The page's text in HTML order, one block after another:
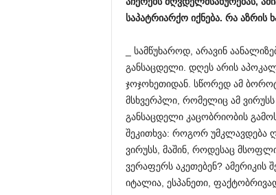
საპატრიარქო იქნება. რა აზრის
_ სამწუხაროდ, არავინ
განსაცდელი. დღეს არის
ჯოჯოხეთიდან. სწორედ ამ
მსხვერპლი, რომელიც ამ
განსაცდელი კაცობრიობის
შეკითხვა: როგორ უმკლავდება
ვირუსს, მაშინ, როდესაც
ვერაფერს აკეთებენ? ამერიკის
იტალია, ესპანეთი,